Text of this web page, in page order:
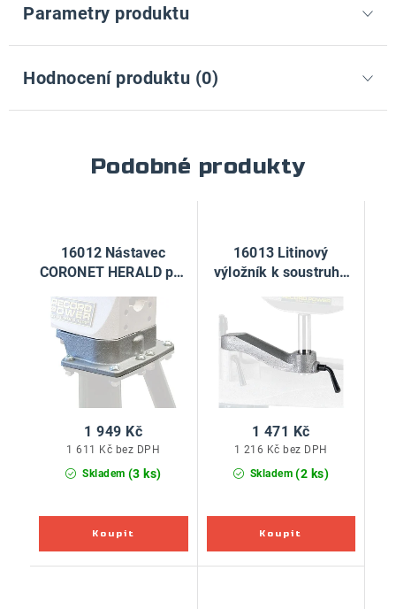
Parametry produktu
Hodnocení produktu (0)
Podobné produkty
16012 Nástavec
CORONET HERALD pro
stolu
Skladem (3 ks)
1 611 Kč bez DPH
1 949 Kč
16013 Litinový
výložník k soustruhu
Skladem (2 ks)
1 216 Kč bez DPH
1 471 Kč